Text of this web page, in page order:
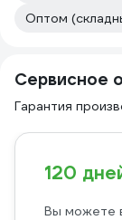
Оптом
Сервисное
Гарантия
120
Вы можете